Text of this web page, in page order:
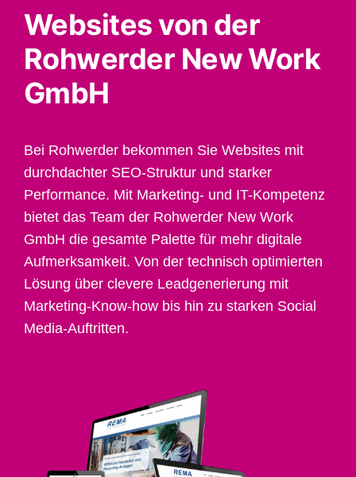
Websites von der
Rohwerder New Work
GmbH
Bei Rohwerder bekommen Sie Websites mit
durchdachter SEO-Struktur und starker
Performance. Mit Marketing- und IT-Kompetenz
bietet das Team der Rohwerder New Work
GmbH die gesamte Palette für mehr digitale
Aufmerksamkeit. Von der technisch optimierten
Lösung über clevere Leadgenerierung mit
Marketing-Know-how bis hin zu starken Social
Media-Auftritten.